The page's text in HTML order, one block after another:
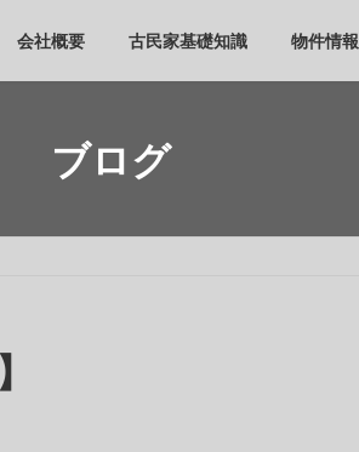
会社概要 古民家基礎知識 物件情報
ブログ